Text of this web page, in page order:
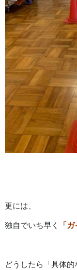
更には、
独自でいち早く
「
どうしたら「具体